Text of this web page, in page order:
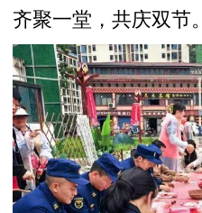
齐聚一堂，共庆双节。